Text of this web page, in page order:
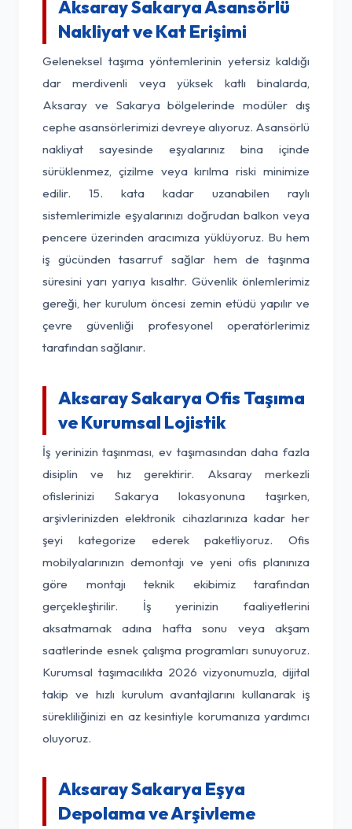
Aksaray Sakarya Asansörlü
Nakliyat ve Kat Erişimi
Geleneksel taşıma yöntemlerinin yetersiz kaldığı
dar merdivenli veya yüksek katlı binalarda,
Aksaray ve Sakarya bölgelerinde modüler dış
cephe asansörlerimizi devreye alıyoruz. Asansörlü
nakliyat sayesinde eşyalarınız bina içinde
sürüklenmez, çizilme veya kırılma riski minimize
edilir. 15. kata kadar uzanabilen raylı
sistemlerimizle eşyalarınızı doğrudan balkon veya
pencere üzerinden aracımıza yüklüyoruz. Bu hem
iş gücünden tasarruf sağlar hem de taşınma
süresini yarı yarıya kısaltır. Güvenlik önlemlerimiz
gereği, her kurulum öncesi zemin etüdü yapılır ve
çevre güvenliği profesyonel operatörlerimiz
tarafından sağlanır.
Aksaray Sakarya Ofis Taşıma
ve Kurumsal Lojistik
İş yerinizin taşınması, ev taşımasından daha fazla
disiplin ve hız gerektirir. Aksaray merkezli
ofislerinizi Sakarya lokasyonuna taşırken,
arşivlerinizden elektronik cihazlarınıza kadar her
şeyi kategorize ederek paketliyoruz. Ofis
mobilyalarınızın demontajı ve yeni ofis planınıza
göre montajı teknik ekibimiz tarafından
gerçekleştirilir. İş yerinizin faaliyetlerini
aksatmamak adına hafta sonu veya akşam
saatlerinde esnek çalışma programları sunuyoruz.
Kurumsal taşımacılıkta 2026 vizyonumuzla, dijital
takip ve hızlı kurulum avantajlarını kullanarak iş
sürekliliğinizi en az kesintiyle korumanıza yardımcı
oluyoruz.
Aksaray Sakarya Eşya
Depolama ve Arşivleme